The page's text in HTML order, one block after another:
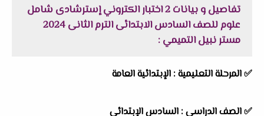
تفاصيل و بيانات
2 اختبار الكتروني إسترشادى شامل
علوم للصف السادس الابتدائى الترم الثانى 2024
مستر نبيل التميمي:
✅ المرحلة التعليمية : الإبتدائية العامة
✅ الصف الدراسى : السادس الإبتدائي